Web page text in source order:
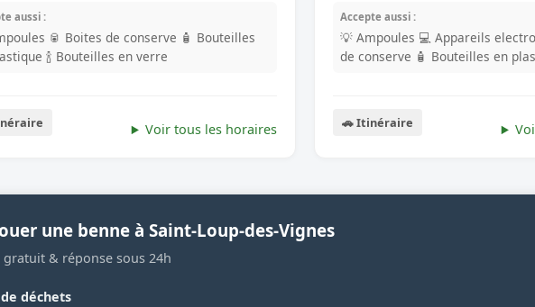
aussi :
🥫 Boites de conserve 🧴 Bouteilles
🍾 Bouteilles en verre
Voir tous les horaires
Accepte aussi :
💡 Ampoules 💻 Appareils
de conserve 🧴 Bouteilles en
🚗 Itinéraire
une benne à Saint-Loup-des-Vignes
gratuit & réponse sous 24h
déchets